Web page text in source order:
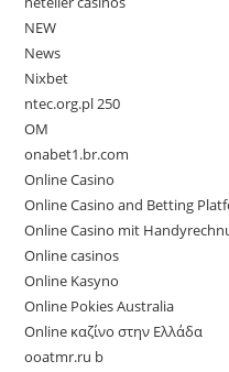
NEW
News
Nixbet
ntec.org.pl 250
OM
onabet1.br.com
Online Casino
Online Casino and Betting
Online Casino mit
Online casinos
Online Kasyno
Online Pokies Australia
Online καζίνο στην Ελλάδα
ooatmr.ru b